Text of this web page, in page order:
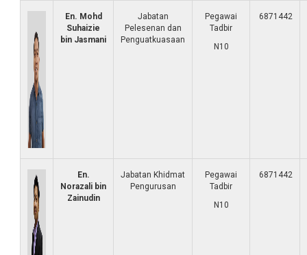
En. Mohd
Suhaizie
bin Jasmani
Jabatan
Pelesenan dan
Penguatkuasaan
Pegawai
Tadbir
N10
6871442
En.
Norazali bin
Zainudin
Jabatan Khidmat
Pengurusan
Pegawai
Tadbir
N10
6871442